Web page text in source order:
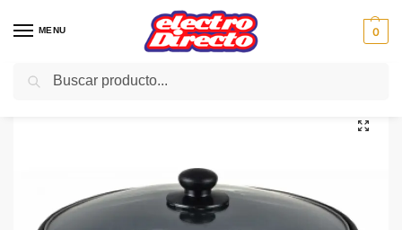
MENU 0
Inicio PAE / Cocina / Menaje